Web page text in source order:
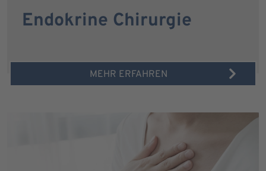
Endokrine Chirurgie
MEHR ERFAHREN